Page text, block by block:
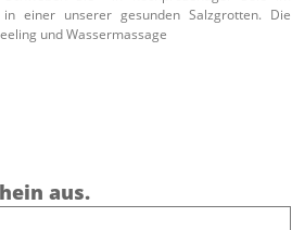
einer unserer gesunden Salzgrotten. Die
und Wassermassage
aus.